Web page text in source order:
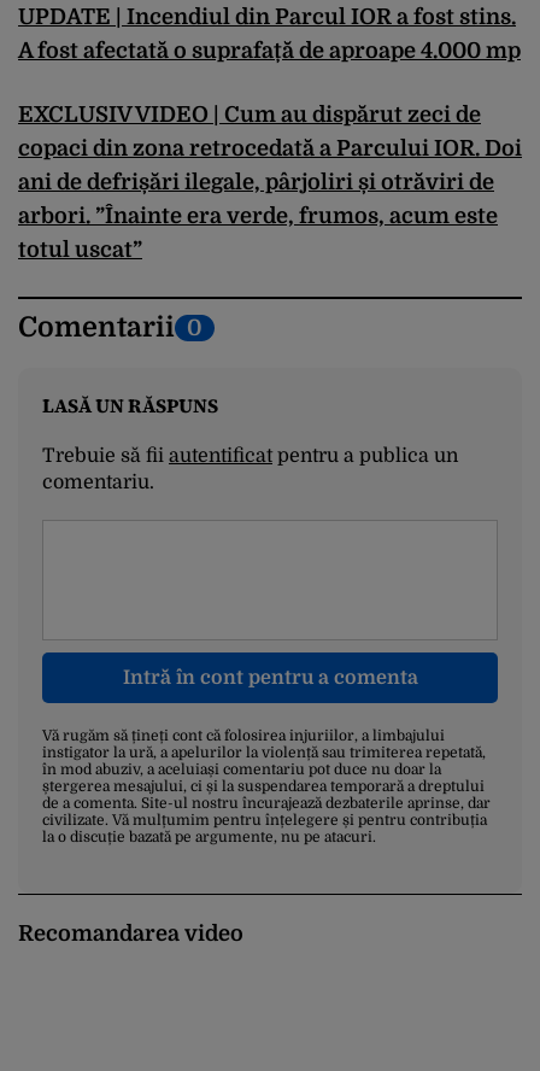
UPDATE | Incendiul din Parcul IOR a fost stins.
A fost afectată o suprafață de aproape 4.000 mp
EXCLUSIV VIDEO | Cum au dispărut zeci de
copaci din zona retrocedată a Parcului IOR. Doi
ani de defrișări ilegale, pârjoliri și otrăviri de
arbori. ”Înainte era verde, frumos, acum este
totul uscat”
Comentarii 0
LASĂ UN RĂSPUNS
Trebuie să fii autentificatpentru a publica un
comentariu.
Intră în cont pentru a comenta
Vă rugăm să țineți cont că folosirea injuriilor, a limbajului
instigator la ură, a apelurilor la violență sau trimiterea repetată,
în mod abuziv, a aceluiași comentariu pot duce nu doar la
ștergerea mesajului, ci și la suspendarea temporară a dreptului
de a comenta. Site-ul nostru încurajează dezbaterile aprinse, dar
civilizate. Vă mulțumim pentru înțelegere și pentru contribuția
la o discuție bazată pe argumente, nu pe atacuri.
Recomandarea video